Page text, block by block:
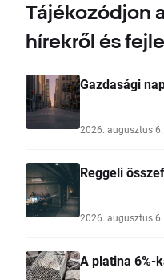
Tájékozódjon
hírekről és
Gazdasági
2026. augusztus 6.
Reggeli
2026. augusztus 6.
A platina 6%-